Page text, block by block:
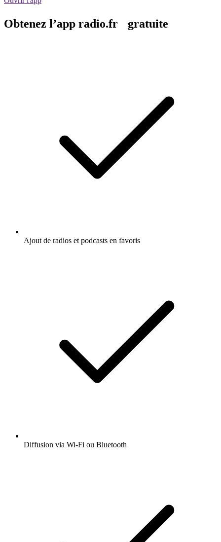
Obtenez l’app radio.fr gratuite
Ajout de radios et podcasts en favoris
Diffusion via Wi-Fi ou Bluetooth